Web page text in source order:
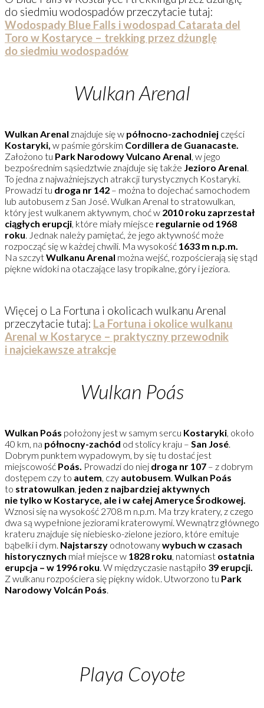
do siedmiu wodospadów przeczytacie tutaj:
Wodospady Blue Falls i wodospad Catarata del
Toro w Kostaryce – trekking przez dżunglę
do siedmiu wodospadów
Wulkan Arenal
Wulkan Arenal znajduje się w północno-zachodniej części
Kostaryki, w paśmie górskim Cordillera de Guanacaste.
Założono tu Park Narodowy Vulcano Arenal, w jego
bezpośrednim sąsiedztwie znajduje się także Jezioro Arenal.
To jedna z najważniejszych atrakcji turystycznych Kostaryki.
Prowadzi tu droga nr 142 – można to dojechać samochodem
lub autobusem z San José. Wulkan Arenal to stratowulkan,
który jest wulkanem aktywnym, choć w 2010 roku zaprzestał
ciągłych erupcji, które miały miejsce regularnie od 1968
roku. Jednak należy pamiętać, że jego aktywność może
rozpocząć się w każdej chwili. Ma wysokość 1633 m n.p.m.
Na szczytWulkanu Arenal można wejść, rozpościerają się stąd
piękne widoki na otaczające lasy tropikalne, góry i jeziora.
Więcej o La Fortuna i okolicach wulkanu Arenal
przeczytacie tutaj: La Fortuna i okolice wulkanu
Arenal w Kostaryce – praktyczny przewodnik
i najciekawsze atrakcje
Wulkan Poás
Wulkan Poás położony jest w samym sercu Kostaryki, około
40 km, na północny-zachód od stolicy kraju – San José.
Dobrym punktem wypadowym, by się tu dostać jest
miejscowość Poás. Prowadzi do niej droga nr 107 – z dobrym
dostępem czy to autem, czy autobusem. Wulkan Poás
to stratowulkan, jeden z najbardziej aktywnych
nie tylko w Kostaryce, ale i w całej Ameryce Środkowej.
Wznosi się na wysokość 2708 m n.p.m. Ma trzy kratery, z czego
dwa są wypełnione jeziorami kraterowymi. Wewnątrz głównego
krateru znajduje się niebiesko-zielone jezioro, które emituje
bąbelki i dym. Najstarszy odnotowanywybuch w czasach
historycznych miał miejsce w 1828 roku, natomiast ostatnia
erupcja – w 1996 roku. W międzyczasie nastąpiło 39 erupcji.
Z wulkanu rozpościera się piękny widok. Utworzono tu Park
Narodowy Volcán Poás.
Playa Coyote